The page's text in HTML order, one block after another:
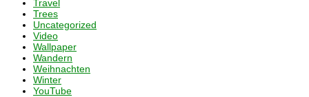
Travel
Trees
Uncategorized
Video
Wallpaper
Wandern
Weihnachten
Winter
YouTube